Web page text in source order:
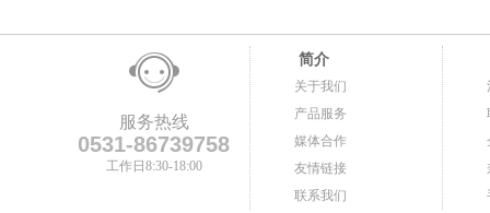
服务热线
0531-86739758
工作日8:30-18:00
简介
关于我们
产品服务
媒体合作
友情链接
联系我们